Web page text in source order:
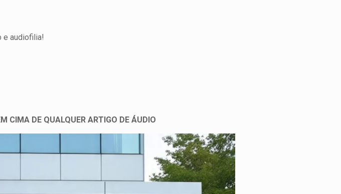
e audiofilia!
CIMA DE QUALQUER ARTIGO DE ÁUDIO